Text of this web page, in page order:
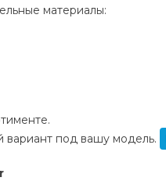
материалы:
под вашу модель.